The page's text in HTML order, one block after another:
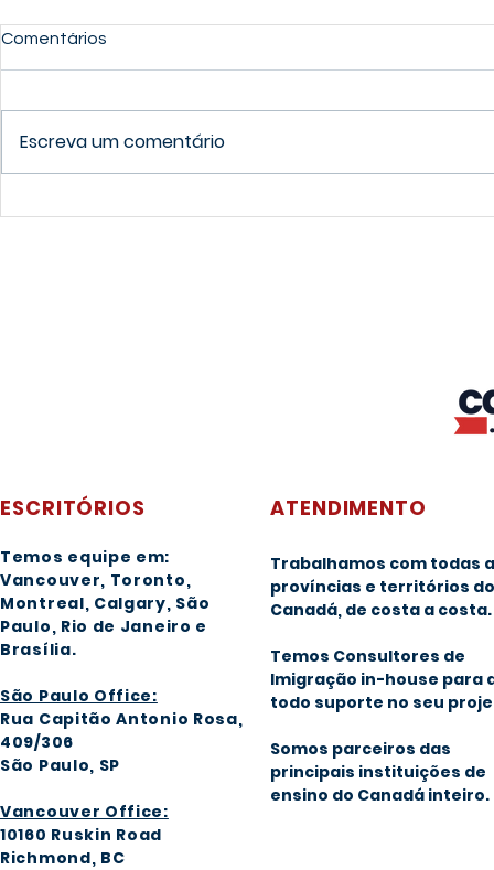
Comentários
Escreva um comentário
ESCRITÓRIOS
Temos equipe em:
Vancouver, Toronto,
Montreal, Calgary, São
Paulo, Rio de Janeiro e
Brasília.
São Paulo Office:
Rua Capitão Antonio Rosa,
409/306
São Paulo, SP
Vancouver Office:
10160 Ruskin Road
Richmond, BC
ATENDIMENTO
Trabalhamos com todas
províncias e territórios do
Canadá, de costa a costa.
Temos Consultores de
Imigração in-house para
todo suporte no seu
Somos parceiros das
principais instituições de
ensino do Canadá inteiro.